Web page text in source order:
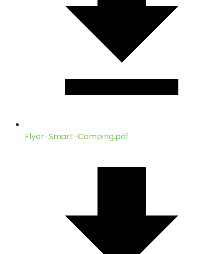
Flyer-Smart-Camping.pdf